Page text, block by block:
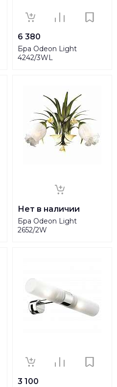
6 380
Бра Odeon Light
4242/3WL
Нет в наличии
Бра Odeon Light
2652/2W
3 100